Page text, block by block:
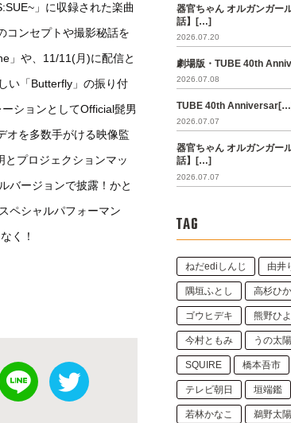
」に収録された楽曲
コンセプトや撮影秘話を
」や、11/11(月)に配信と
い「Butterfly」の振り付
ションとしてOfficial髭男
オを多数手がける映像監
プロジェクションマッ
バージョンで披露！かと
ペシャルパフォーマン
く！
器官ちゃん オルガンガー
話】[…]
2026.07.20
劇場版・TUBE 40th
2026.07.08
TUBE 40th
2026.07.07
器官ちゃん オルガンガー
話】[…]
2026.07.07
TAG
ねだediしんじ 由井
隅垣ふとし 高杉ひ
ゴウヒデキ 熊野ひ
今村ともみ うの太陽
SQUIRE 橋本吾市
テレビ朝日 垣端鑑
若林かなこ 鵜野太陽